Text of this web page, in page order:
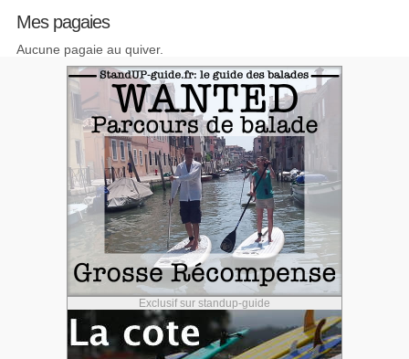
Mes pagaies
Aucune pagaie au quiver.
Exclusif sur standup-guide